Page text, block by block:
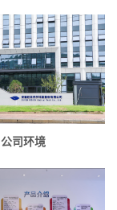
公司环境